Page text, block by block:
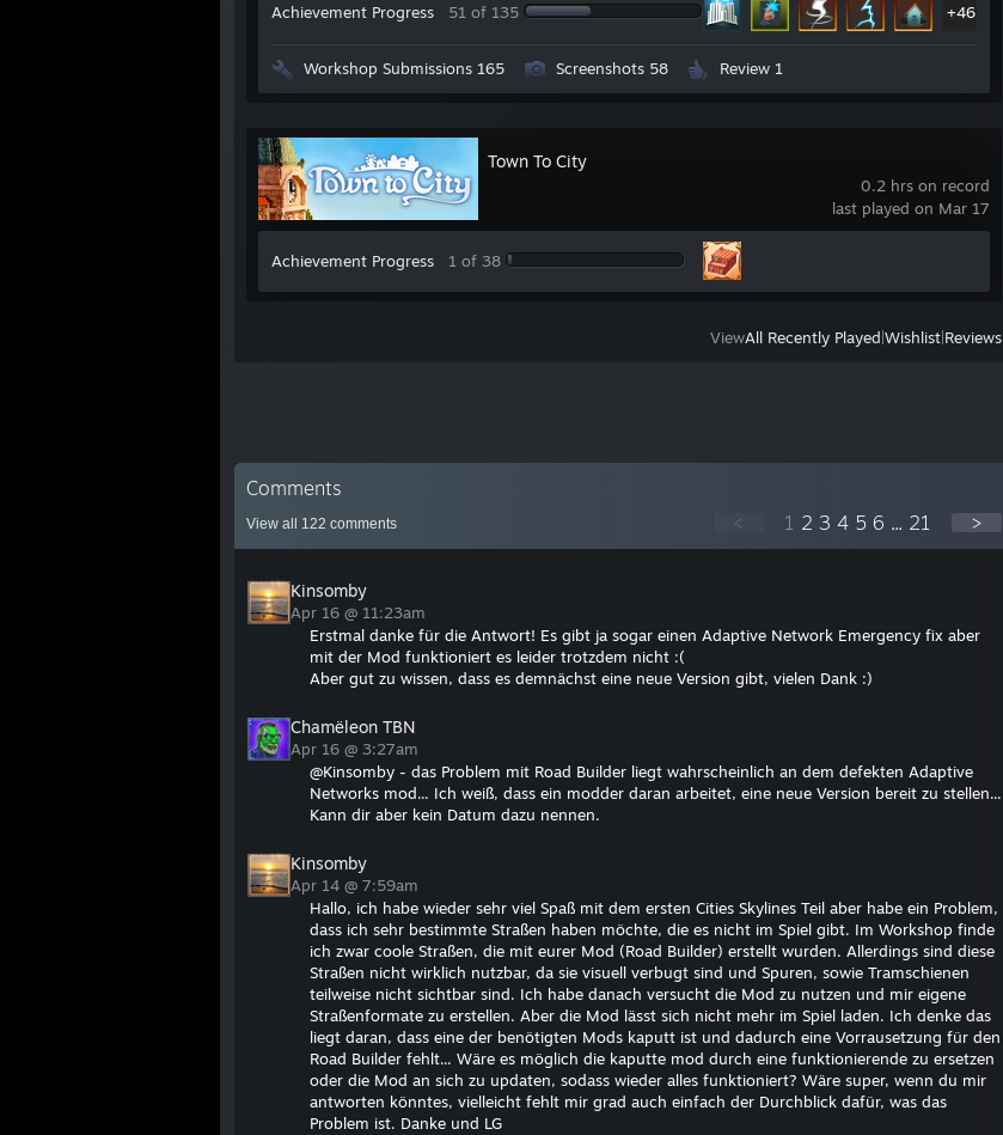
Achievement Progress 51 of 135 +46
Workshop Submissions 165 Screenshots 58 Review 1
0.2 hrs on record
last played on Mar 17
Town To City
Achievement Progress 1 of 38
ViewAll Recently Played Wishlist Reviews
Comments
View all 122 comments < 1 2 3 4 5 6 ... 21 >
Kinsomby
Apr 16 @ 11:23am
Erstmal danke für die Antwort! Es gibt ja sogar einen Adaptive Network Emergency fix aber
mit der Mod funktioniert es leider trotzdem nicht :(
Aber gut zu wissen, dass es demnächst eine neue Version gibt, vielen Dank :)
Chamëleon TBN
Apr 16 @ 3:27am
@Kinsomby - das Problem mit Road Builder liegt wahrscheinlich an dem defekten Adaptive
Networks mod... Ich weiß, dass ein modder daran arbeitet, eine neue Version bereit zu stellen...
Kann dir aber kein Datum dazu nennen.
Kinsomby
Apr 14 @ 7:59am
Hallo, ich habe wieder sehr viel Spaß mit dem ersten Cities Skylines Teil aber habe ein Problem,
dass ich sehr bestimmte Straßen haben möchte, die es nicht im Spiel gibt. Im Workshop finde
ich zwar coole Straßen, die mit eurer Mod (Road Builder) erstellt wurden. Allerdings sind diese
Straßen nicht wirklich nutzbar, da sie visuell verbugt sind und Spuren, sowie Tramschienen
teilweise nicht sichtbar sind. Ich habe danach versucht die Mod zu nutzen und mir eigene
Straßenformate zu erstellen. Aber die Mod lässt sich nicht mehr im Spiel laden. Ich denke das
liegt daran, dass eine der benötigten Mods kaputt ist und dadurch eine Vorrausetzung für den
Road Builder fehlt... Wäre es möglich die kaputte mod durch eine funktionierende zu ersetzen
oder die Mod an sich zu updaten, sodass wieder alles funktioniert? Wäre super, wenn du mir
antworten könntes, vielleicht fehlt mir grad auch einfach der Durchblick dafür, was das
Problem ist. Danke und LG